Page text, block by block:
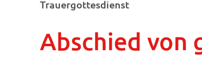
Trauergottesdienst
Abschied von